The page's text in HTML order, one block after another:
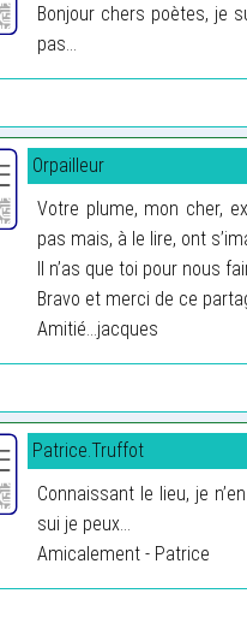
Bonjour chers poètes, je
pas...
Orpailleur
Votre plume, mon cher,
pas mais, à le lire, ont
Il n’as que toi pour nous
Bravo et merci de ce
Amitié...jacques
Patrice.Truffot
Connaissant le lieu, je
sui je peux...
Amicalement - Patrice